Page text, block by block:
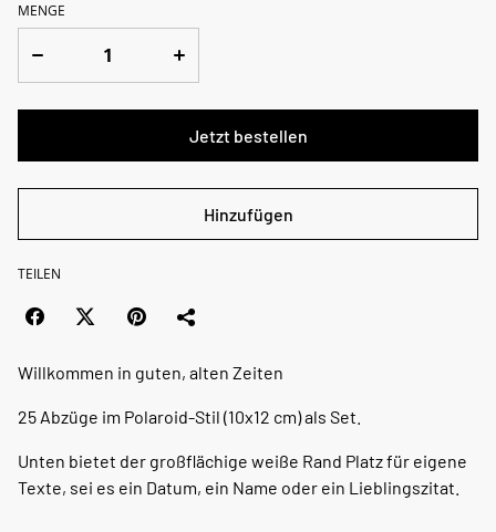
MENGE
Jetzt bestellen
Hinzufügen
TEILEN
Willkommen in guten, alten Zeiten
25 Abzüge im Polaroid-Stil (10x12 cm) als Set.
Unten bietet der großflächige weiße Rand Platz für eigene
Texte, sei es ein Datum, ein Name oder ein Lieblingszitat.